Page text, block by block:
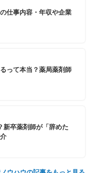
仕事内容・年収や企業
って本当？薬局薬剤師
新卒薬剤師が「辞めた